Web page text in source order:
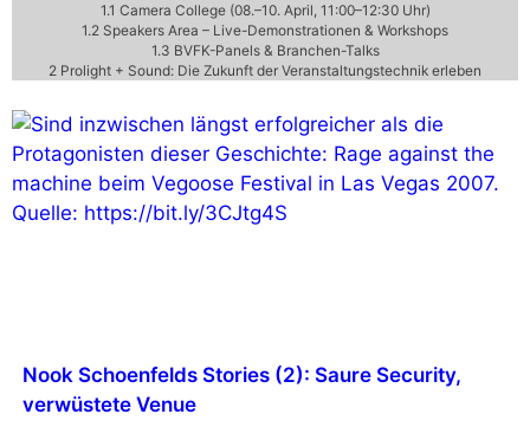
1.1 Camera College (08.–10. April, 11:00–12:30 Uhr)
1.2 Speakers Area – Live-Demonstrationen & Workshops
1.3 BVFK-Panels & Branchen-Talks
2 Prolight + Sound: Die Zukunft der Veranstaltungstechnik erleben
Nook Schoenfelds Stories (2): Saure Security,
verwüstete Venue